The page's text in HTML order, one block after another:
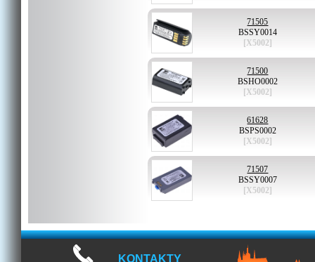
71505
BSSY0014
[X5002]
71500
BSHO0002
[X5002]
61628
BSPS0002
[X5002]
71507
BSSY0007
[X5002]
KONTAKTY